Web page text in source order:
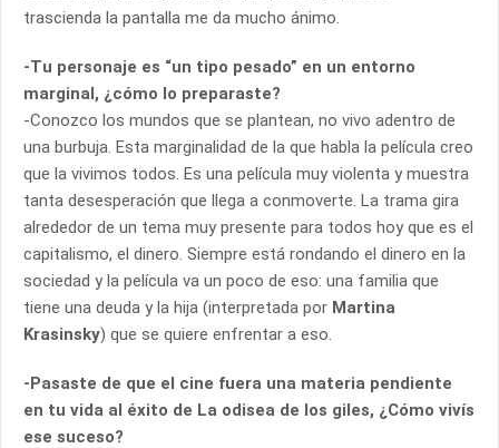
trascienda la pantalla me da mucho ánimo.
-Tu personaje es “un tipo pesado” en un entorno
marginal, ¿cómo lo preparaste?
-Conozco los mundos que se plantean, no vivo adentro de
una burbuja. Esta marginalidad de la que habla la película creo
que la vivimos todos. Es una película muy violenta y muestra
tanta desesperación que llega a conmoverte. La trama gira
alrededor de un tema muy presente para todos hoy que es el
capitalismo, el dinero. Siempre está rondando el dinero en la
sociedad y la película va un poco de eso: una familia que
tiene una deuda y la hija (interpretada por Martina
Krasinsky) que se quiere enfrentar a eso.
-Pasaste de que el cine fuera una materia pendiente
en tu vida al éxito de La odisea de los giles, ¿Cómo vivís
ese suceso?